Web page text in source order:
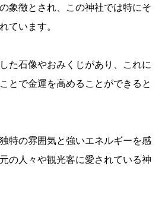
象徴とされ、この神社では特にそ
ています。
た石像やおみくじがあり、これに
とで金運を高めることができると
特の雰囲気と強いエネルギーを感
の人々や観光客に愛されている神